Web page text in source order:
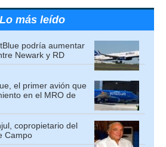
Lo más leído
podría aumentar
Newark y RD
el primer avión que
en el MRO de
copropietario del
Campo